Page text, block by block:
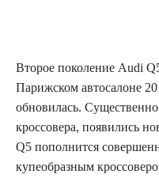
Второе поколение Audi
Парижском автосалоне
обновилась.
кроссовера, появились
Q5 пополнится
купеобразным